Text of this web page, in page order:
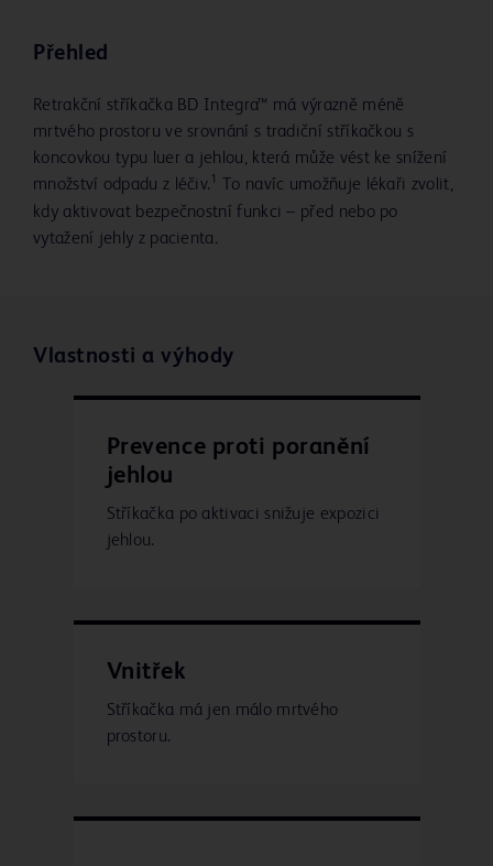
Přehled
Retrakční stříkačka BD Integra™ má výrazně méně
mrtvého prostoru ve srovnání s tradiční stříkačkou s
koncovkou typu luer a jehlou, která může vést ke snížení
množství odpadu z léčiv.1
To navíc umožňuje lékaři zvolit,
kdy aktivovat bezpečnostní funkci – před nebo po
vytažení jehly z pacienta.
Vlastnosti a výhody
Prevence proti poranění
jehlou
Stříkačka po aktivaci snižuje expozici
jehlou.
Vnitřek
Stříkačka má jen málo mrtvého
prostoru.